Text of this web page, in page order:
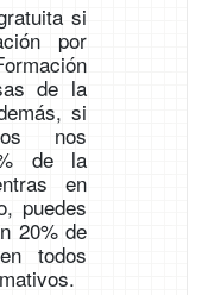
si
por
de la
si
nos
de la
en
puedes
20% de
todos